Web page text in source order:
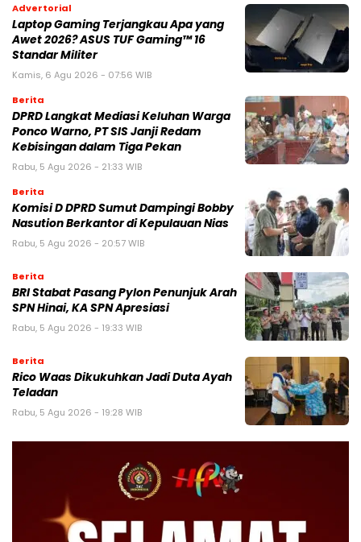
Advertorial
Laptop Gaming Terjangkau Apa yang
Awet 2026? ASUS TUF Gaming™ 16
Standar Militer
Kamis, 6 Agu 2026 - 07:56 WIB
Berita
DPRD Langkat Mediasi Keluhan Warga
Ponco Warno, PT SIS Janji Redam
Kebisingan dalam Tiga Pekan
Rabu, 5 Agu 2026 - 21:33 WIB
Berita
Komisi D DPRD Sumut Dampingi Bobby
Nasution Berkantor di Kepulauan Nias
Rabu, 5 Agu 2026 - 20:57 WIB
Berita
BRI Stabat Pasang Pylon Penunjuk Arah
SPN Hinai, KA SPN Apresiasi
Rabu, 5 Agu 2026 - 19:33 WIB
Berita
Rico Waas Dikukuhkan Jadi Duta Ayah
Teladan
Rabu, 5 Agu 2026 - 19:28 WIB